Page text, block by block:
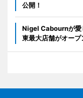
公開！
Nigel Cabournが愛
東最大店舗がオープ